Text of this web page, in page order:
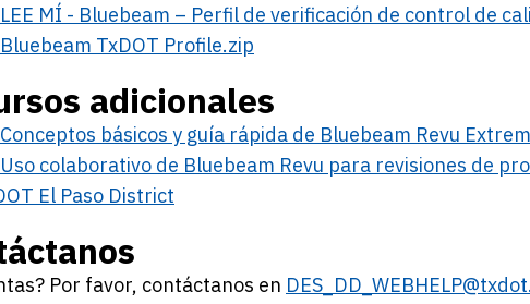
LEE MÍ - Bluebeam – Perfil de verificación de control de
Bluebeam TxDOT Profile.zip
adicionales
Conceptos básicos y guía rápida de Bluebeam Revu
Uso colaborativo de Bluebeam Revu para revisiones de
El Paso District
Por favor, contáctanos en